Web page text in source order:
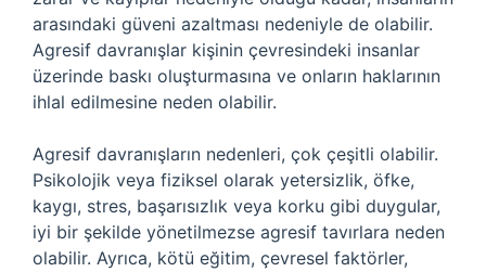
arasındaki güveni azaltması nedeniyle de olabilir.
Agresif davranışlar kişinin çevresindeki insanlar
üzerinde baskı oluşturmasına ve onların haklarının
ihlal edilmesine neden olabilir.
Agresif davranışların nedenleri, çok çeşitli olabilir.
Psikolojik veya fiziksel olarak yetersizlik, öfke,
kaygı, stres, başarısızlık veya korku gibi duygular,
iyi bir şekilde yönetilmezse agresif tavırlara neden
olabilir. Ayrıca, kötü eğitim, çevresel faktörler,